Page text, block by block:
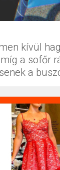
kívül
a sofőr
a